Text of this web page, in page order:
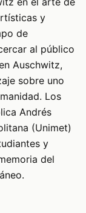
y
de
al público
Auschwitz,
sobre uno
Los
Andrés
(Unimet)
y
del